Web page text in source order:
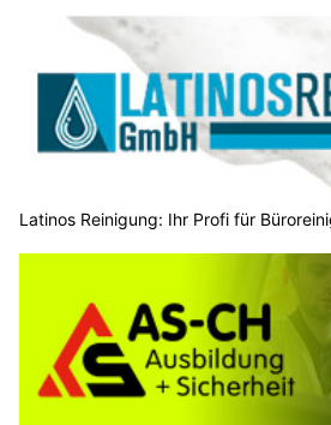
Latinos Reinigung: Ihr Profi für